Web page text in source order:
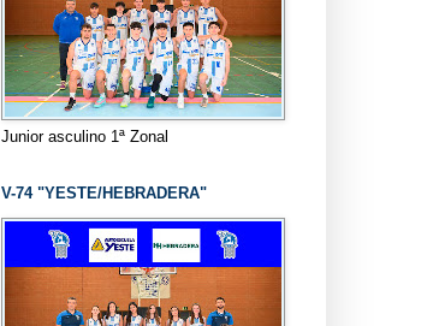
Junior asculino 1ª Zonal
V-74 "YESTE/HEBRADERA"